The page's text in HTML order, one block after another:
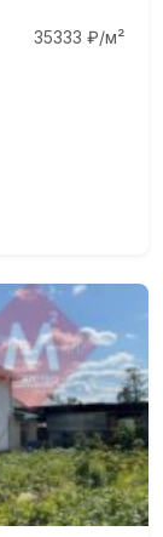
35333 ₽/м²